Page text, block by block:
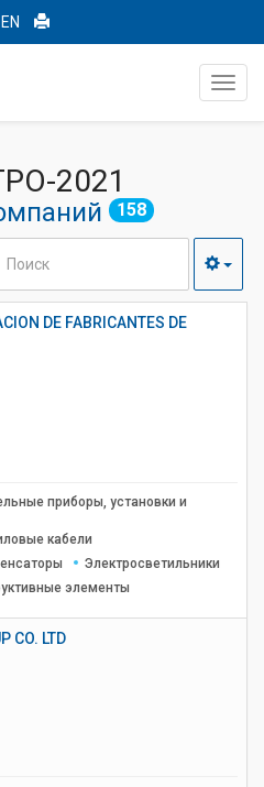
EN
2021
158
DE FABRICANTES DE
приборы, установки и
кабели
Электросветильники
элементы
CO. LTD